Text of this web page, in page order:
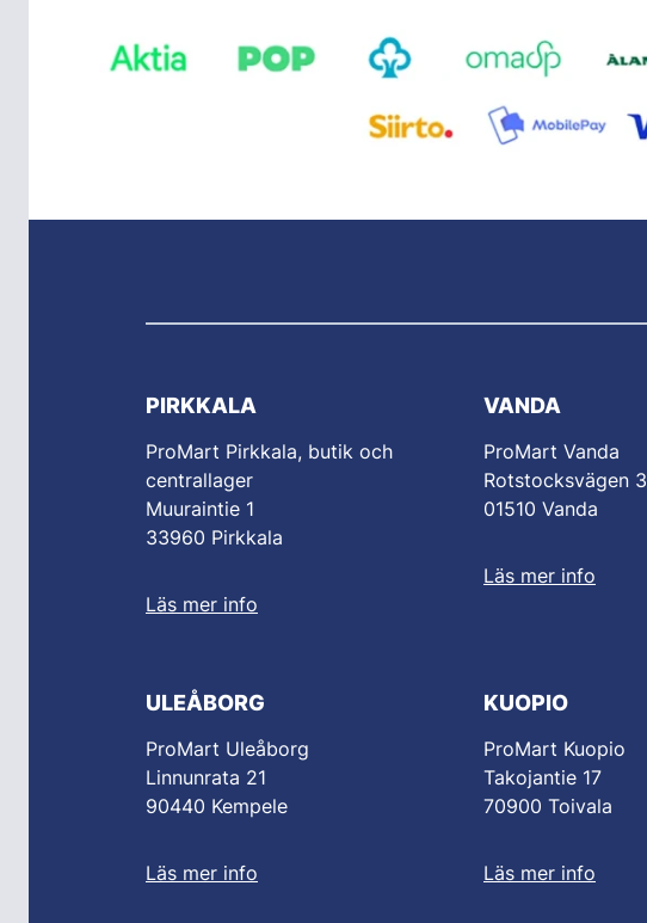
PIRKKALA
ProMart Pirkkala, butik och
centrallager
Muuraintie 1
33960 Pirkkala
Läs mer info
VANDA
ProMart Vanda
Rotstocksvägen 3
01510 Vanda
Läs mer info
ULEÅBORG
ProMart Uleåborg
Linnunrata 21
90440 Kempele
Läs mer info
KUOPIO
ProMart Kuopio
Takojantie 17
70900 Toivala
Läs mer info